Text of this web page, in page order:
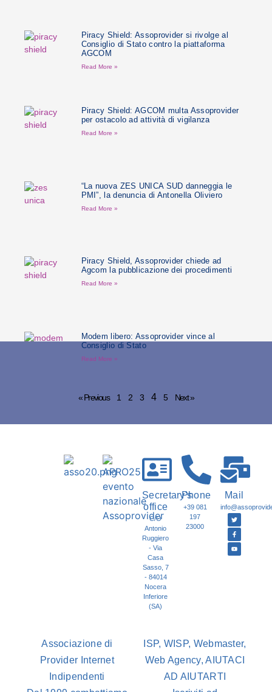
Piracy Shield: Assoprovider si rivolge al
Consiglio di Stato contro la piattaforma
AGCOM
Read More »
Piracy Shield: AGCOM multa Assoprovider
per ostacolo ad attività di vigilanza
Read More »
“La nuova ZES UNICA SUD danneggia le
PMI”, la denuncia di Antonella Oliviero
Read More »
Piracy Shield, Assoprovider chiede ad
Agcom la pubblicazione dei procedimenti
Read More »
Modem libero: Assoprovider vince al
Consiglio di Stato
Read More »
« Previous 1 2 3 4 5 Next »
Secretary's
office
C/O
Antonio
Ruggiero
- Via
Casa
Sasso, 7
- 84014
Nocera
Inferiore
(SA)
Phone
+39 081
197
23000
Mail
Associazione di
Provider Internet
Indipendenti
ISP, WISP, Webmaster,
Web Agency, AIUTACI
AD AIUTARTI